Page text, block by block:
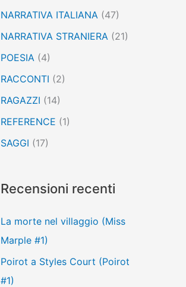
NARRATIVA ITALIANA (47)
NARRATIVA STRANIERA (21)
POESIA (4)
RACCONTI (2)
RAGAZZI (14)
REFERENCE (1)
SAGGI (17)
Recensioni recenti
La morte nel villaggio (Miss
Marple #1)
Poirot a Styles Court (Poirot
#1)